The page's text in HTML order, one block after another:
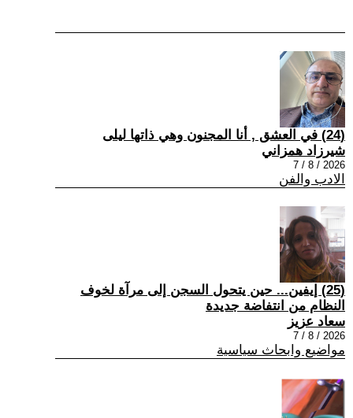
(24) في العشق , أنا المجنون وهي ذاتها ليلى
شيرزاد همزاني
2026 / 8 / 7
الادب والفن
(25) إيفين... حين يتحول السجن إلى مرآة لخوف
النظام من انتفاضة جديدة
سعاد عزيز
2026 / 8 / 7
مواضيع وابحاث سياسية